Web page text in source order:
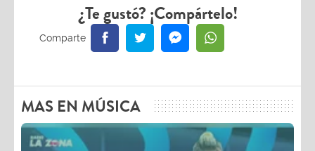
¿Te gustó? ¡Compártelo!
MAS EN MÚSICA